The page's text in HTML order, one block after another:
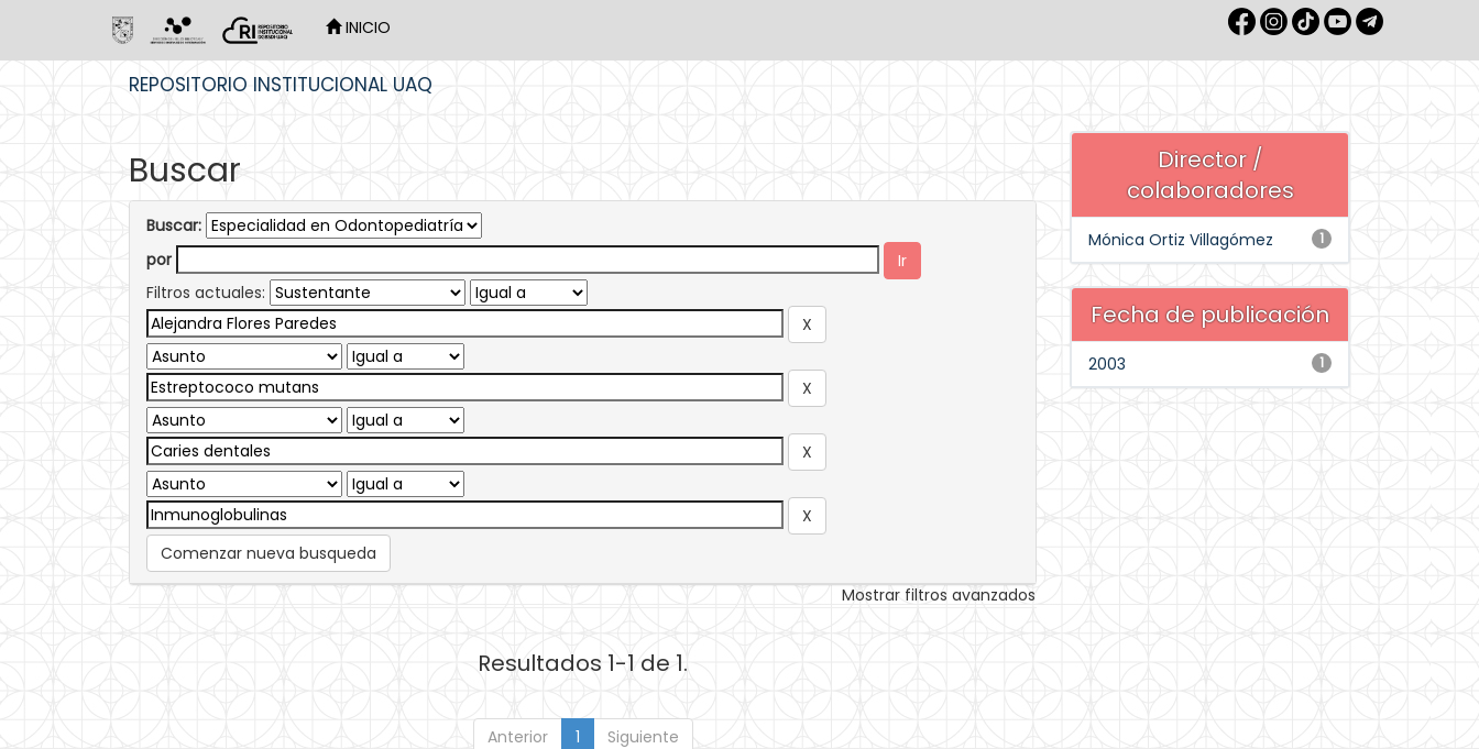
INICIO
REPOSITORIO INSTITUCIONAL UAQ
Buscar
Buscar:
por
Filtros actuales:
Comenzar nueva busqueda
Mostrar filtros avanzados
Resultados 1-1 de 1.
Anterior 1 Siguiente
Director /
colaboradores
1
Mónica Ortiz Villagómez
Fecha de publicación
1
2003